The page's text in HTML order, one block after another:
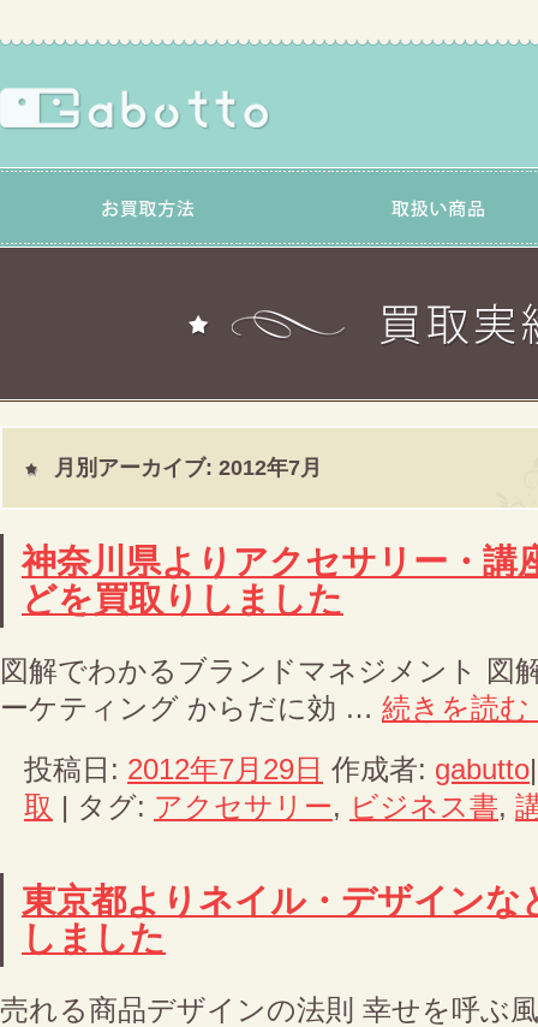
月別アーカイブ: 2012年7月
神奈川県よりアクセサリー・講
どを買取りしました
図解でわかるブランドマネジメント 図
ーケティング からだに効 … 続きを読む
投稿日: 2012年7月29日 作成者: gabutto
取 | タグ: アクセサリー, ビジネス書,
東京都よりネイル・デザインな
しました
売れる商品デザインの法則 幸せを呼ぶ